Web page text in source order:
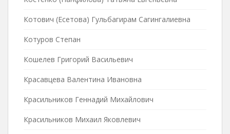
Котович (Есетова) Гульбагирам Сагингалиевна
Котуров Степан
Кошелев Григорий Васильевич
Красавцева Валентина Ивановна
Красильников Геннадий Михайлович
Красильников Михаил Яковлевич